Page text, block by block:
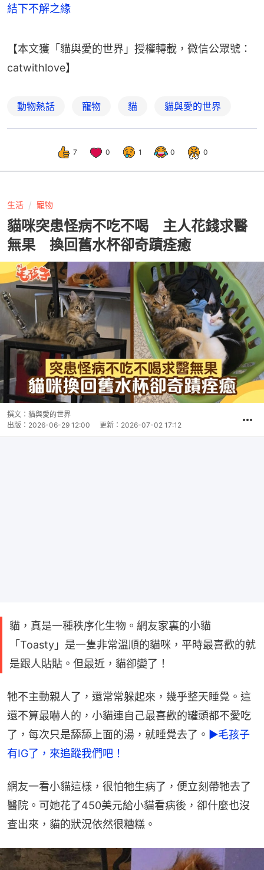
結下不解之緣
【本文獲「貓與愛的世界」授權轉載，微信公眾號：
catwithlove】
動物熱話 寵物 貓 貓與愛的世界
7 0 1 0 0
生活 寵物
貓咪突患怪病不吃不喝 主人花錢求醫
無果 換回舊水杯卻奇蹟痊癒
撰文： 貓與愛的世界
出版： 2026-06-29 12:00 更新： 2026-07-02 17:12
貓，真是一種秩序化生物。網友家裏的小貓
「Toasty」是一隻非常溫順的貓咪，平時最喜歡的就
是跟人貼貼。但最近，貓卻變了！
牠不主動親人了，還常常躲起來，幾乎整天睡覺。這
還不算最嚇人的，小貓連自己最喜歡的罐頭都不愛吃
了，每次只是舔舔上面的湯，就睡覺去了。 ►毛孩子
有IG了，來追蹤我們吧！
網友一看小貓這樣，很怕牠生病了，便立刻帶牠去了
醫院。可她花了450美元給小貓看病後，卻什麼也沒
查出來，貓的狀況依然很糟糕。